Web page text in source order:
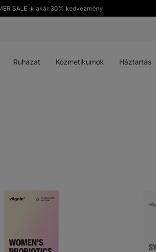
SALE ☀️ akár 30% kedvezmény
Ruházat Kozmetikumok Háztartás